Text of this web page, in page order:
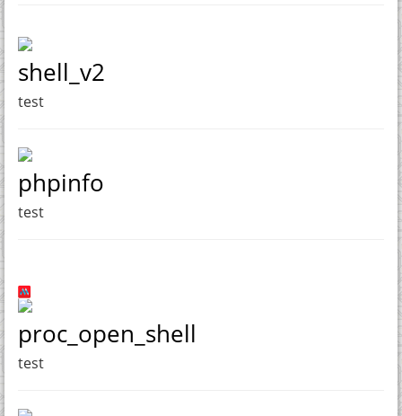
shell_v2
test
phpinfo
test
proc_open_shell
test